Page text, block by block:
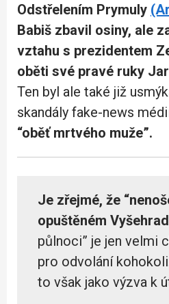
Odstřelením Prymuly
Babiš zbavil osiny, ale
vztahu s prezidentem
oběti své pravé ruky
Ten byl ale také již
skandály fake-news
“oběť mrtvého muže”.
Je zřejmé, že
opuštěném
půlnoci” je jen velmi
pro odvolání
to však jako výzva k